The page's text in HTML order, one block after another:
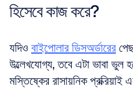
হিসেবে কাজ করে?
যদিও বাইপোলার ডিসঅর্ডারের
উল্লেখযোগ্য, তবে এটা ভাবা ভুল
মস্তিষ্কের রাসায়নিক প্রক্রিয়াই